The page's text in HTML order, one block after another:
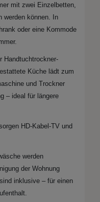
mit zwei Einzelbetten,
werden können. In
oder eine Kommode
Handtuchtrockner-
Küche lädt zum
und Trockner
– ideal für längere
HD-Kabel-TV und
werden
der Wohnung
inklusive – für einen